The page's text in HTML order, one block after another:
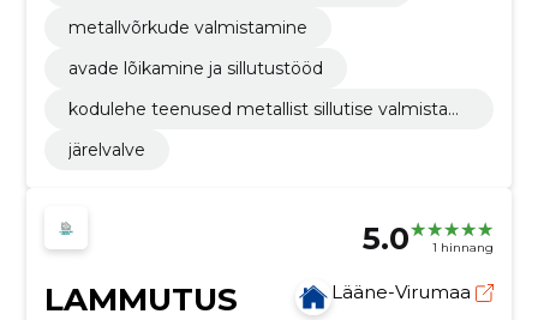
metallvõrkude valmistamine
avade lõikamine ja sillutustööd
kodulehe teenused metallist sillutise valmistami
järelvalve
5.0 1 hinnang
LAMMUTUS
Lääne-Virumaa